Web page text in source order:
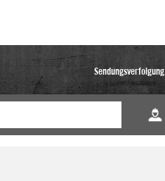
Sendungsverfolgung